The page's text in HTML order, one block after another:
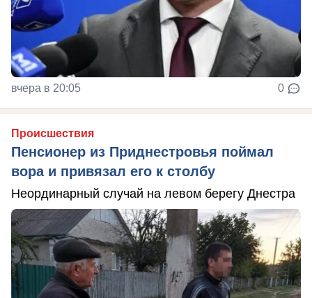
вчера в 20:05 0
Происшествия
Пенсионер из Приднестровья поймал
вора и привязал его к столбу
Неординарный случай на левом берегу Днестра